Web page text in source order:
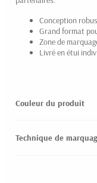
Conception
Grand format
Zone de
Livré en étui
Couleur du produit
Technique de